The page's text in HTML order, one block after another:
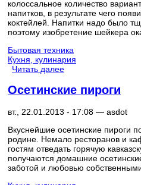
колоссальное количество
напитков, в результате чего
коктейлей. Напитки надо было
поэтому изобретение шейкера
Бытовая техника
Кухня, кулинария
Читать далее
Осетинские пироги
вт., 22.01.2013 - 17:08 — asdot
Вкуснейшие осетинские пироги
родине. Немало ресторанов и
гостям отведать горячую
получаются домашние
заботой и любовью